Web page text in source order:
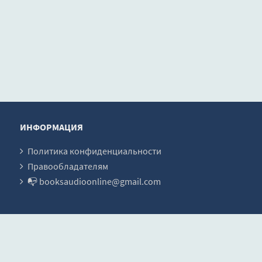
ИНФОРМАЦИЯ
Политика конфиденциальности
Правообладателям
📭 booksaudioonline@gmail.com